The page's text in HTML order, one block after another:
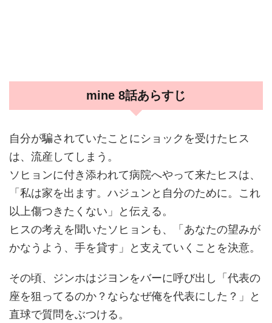
mine 8話あらすじ
自分が騙されていたことにショックを受けたヒス
は、流産してしまう。
ソヒョンに付き添われて病院へやって来たヒスは、
「私は家を出ます。ハジュンと自分のために。これ
以上傷つきたくない」と伝える。
ヒスの考えを聞いたソヒョンも、「あなたの望みが
かなうよう、手を貸す」と支えていくことを決意。
その頃、ジンホはジヨンをバーに呼び出し「代表の
座を狙ってるのか？ならなぜ俺を代表にした？」と
直球で質問をぶつける。